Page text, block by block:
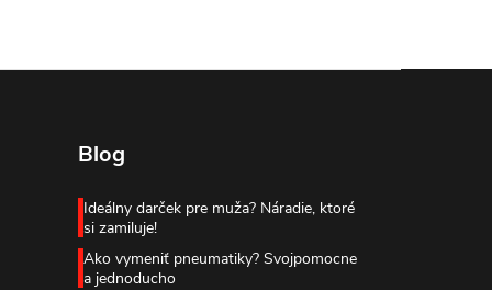
Blog
Ideálny darček pre muža? Náradie, ktoré
si zamiluje!
Ako vymeniť pneumatiky? Svojpomocne
a jednoducho